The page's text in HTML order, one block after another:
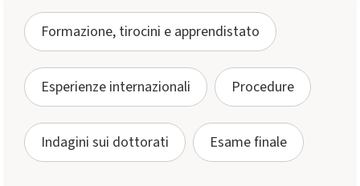
Formazione, tirocini e apprendistato
Esperienze internazionali Procedure
Indagini sui dottorati Esame finale